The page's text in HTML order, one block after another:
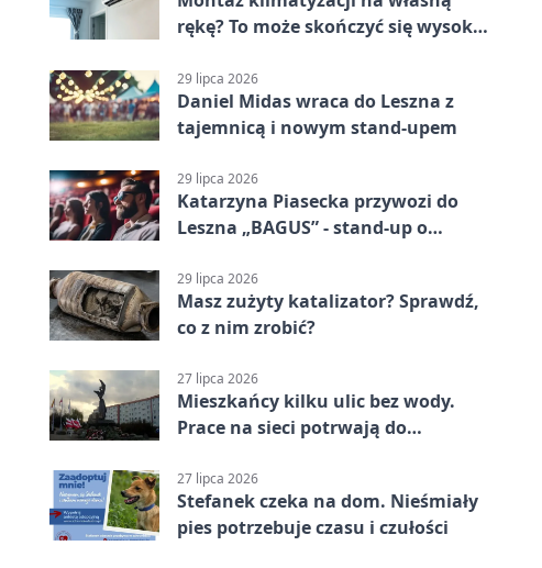
rękę? To może skończyć się wysoką
29 lipca 2026
Daniel Midas wraca do Leszna z
tajemnicą i nowym stand-upem
29 lipca 2026
Katarzyna Piasecka przywozi do
Leszna „BAGUS” - stand-up o
29 lipca 2026
Masz zużyty katalizator? Sprawdź,
co z nim zrobić?
27 lipca 2026
Mieszkańcy kilku ulic bez wody.
Prace na sieci potrwają do
27 lipca 2026
Stefanek czeka na dom. Nieśmiały
pies potrzebuje czasu i czułości